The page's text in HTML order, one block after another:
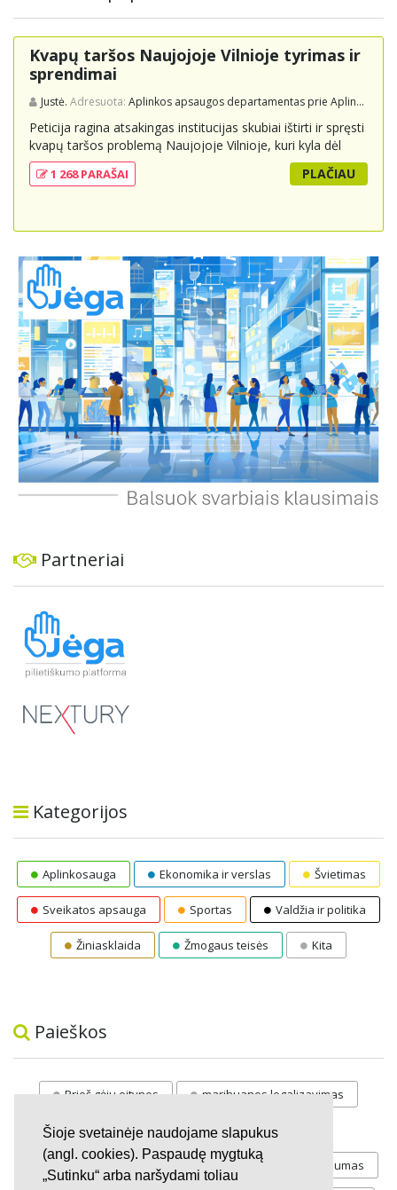
Šioje svetainėje naudojame slapukus
(angl. cookies). Paspaudę mygtuką
„Sutinku“ arba naršydami toliau
Kvapų taršos Naujojoje Vilnioje tyrimas ir
sprendimai
Justė. Adresuota: Aplinkos apsaugos departamentas prie Aplinkos ministerijos
Peticija ragina atsakingas institucijas skubiai ištirti ir spręsti
kvapų taršos problemą Naujojoje Vilnioje, kuri kyla dėl
buitinių atliekų sąvartyno Pramonės g. 141. Gyventojai
skundžiasi nuolatiniu stipriu atliekų kvapu, kuris neigiamai
mechanizmus ir imtis veiksmingų priemonių problemai
priimtus sprendimus ir planuojamus veiksmus.
1 268 PARAŠAI PLAČIAU
Partneriai
Kategorijos
Aplinkosauga Ekonomika ir verslas Švietimas
Sveikatos apsauga Sportas Valdžia ir politika
Žiniasklaida Žmogaus teisės Kita
Paieškos
Prieš gėju eitynes marihuanos legalizavimas
STOP vaiku atemimas
Pilnos moksleivių vasaros atostogos referendumas